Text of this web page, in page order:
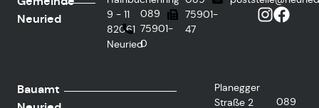
Neuried
9 - 11
82061
Neuried
089
75901-
0
75901-
47
Bauamt
Planegger
Straße 2
089